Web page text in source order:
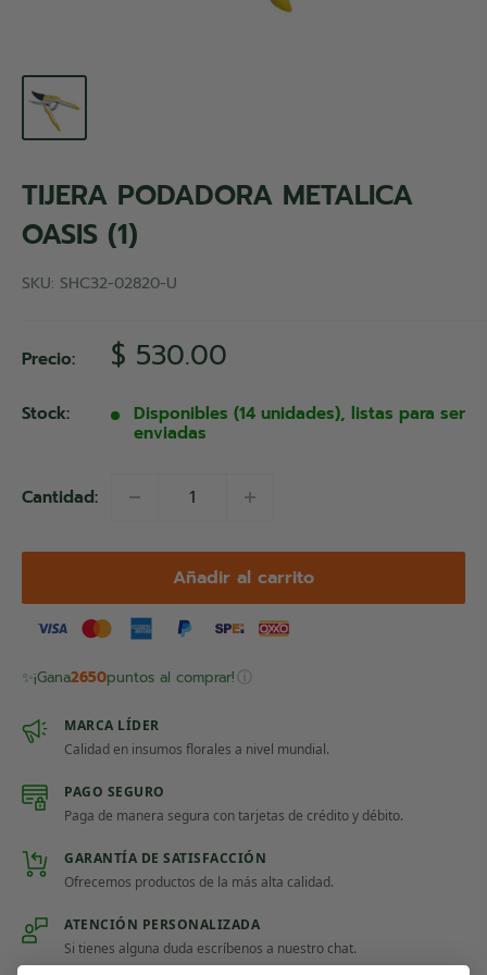
TIJERA PODADORA METALICA
OASIS (1)
SKU: SHC32-02820-U
Precio: Precio
de
venta
$ 530.00
Stock:
Disponibles (14 unidades), listas para ser
enviadas
Cantidad:
Añadir al carrito
✨¡Gana2650puntos al comprar! ⓘ
MARCA LÍDER
Calidad en insumos florales a nivel mundial.
PAGO SEGURO
Paga de manera segura con tarjetas de crédito y débito.
GARANTÍA DE SATISFACCIÓN
Ofrecemos productos de la más alta calidad.
ATENCIÓN PERSONALIZADA
Si tienes alguna duda escríbenos a nuestro chat.